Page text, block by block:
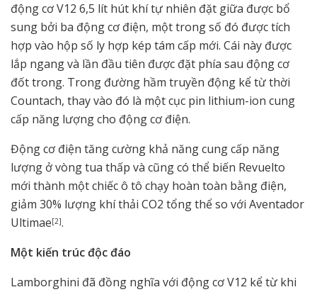
động cơ V12 6,5 lít hút khí tự nhiên đặt giữa được bổ
sung bởi ba động cơ điện, một trong số đó được tích
hợp vào hộp số ly hợp kép tám cấp mới. Cái này được
lắp ngang và lần đầu tiên được đặt phía sau động cơ
đốt trong. Trong đường hầm truyền động kể từ thời
Countach, thay vào đó là một cục pin lithium-ion cung
cấp năng lượng cho động cơ điện.
Động cơ điện tăng cường khả năng cung cấp năng
lượng ở vòng tua thấp và cũng có thể biến Revuelto
mới thành một chiếc ô tô chạy hoàn toàn bằng điện,
giảm 30% lượng khí thải CO2 tổng thể so với Aventador
Ultimae[2].
Một kiến ​​trúc độc đáo
Lamborghini đã đồng nghĩa với động cơ V12 kể từ khi